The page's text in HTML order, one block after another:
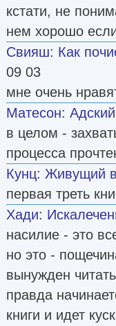
кстати, не
нем хорошо
Свияш: Как
09 03
мне очень
Матесон:
в целом -
процесса
Кунц: Живущий
первая треть
Хади:
насилие - это
но это -
вынужден
правда
книги и идет